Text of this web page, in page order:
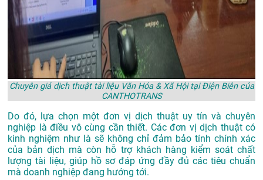
Chuyên giá dịch thuật tài liệu Văn Hóa & Xã Hội tại Điện Biên của
CANTHOTRANS
Do đó, lựa chọn một đơn vị dịch thuật uy tín và chuyên
nghiệp là điều vô cùng cần thiết. Các đơn vị dịch thuật có
kinh nghiệm như là sẽ không chỉ đảm bảo tính chính xác
của bản dịch mà còn hỗ trợ khách hàng kiểm soát chất
lượng tài liệu, giúp hồ sơ đáp ứng đầy đủ các tiêu chuẩn
mà doanh nghiệp đang hướng tới.